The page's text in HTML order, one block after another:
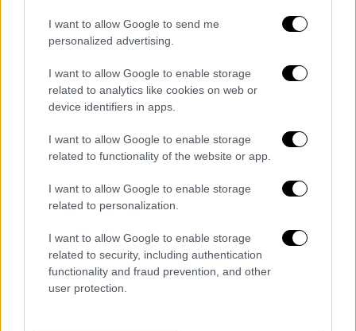
I want to allow Google to send me
personalized advertising.
I want to allow Google to enable storage
related to analytics like cookies on web or
device identifiers in apps.
I want to allow Google to enable storage
related to functionality of the website or app.
I want to allow Google to enable storage
related to personalization.
I want to allow Google to enable storage
related to security, including authentication
functionality and fraud prevention, and other
user protection.
αφέθηκε ελεύθερη με περιοριστικούς όρους
και εγγυοδοσία. Απάντησε στο σύνολο των
ερωτημάτων με πληρότητα και με έναν
τεράστιο αριθμό εγγράφωνέχουν
αιτιολογηθεί χωρίς παρερμηνείες οι
απαντήσεις που έδωσεστην ανακριτική
διαδικασία».
ΕΘΝΟΣ θα παρεμβαίνει και τα προσβλητικά σχόλια θα
διαγράφονται